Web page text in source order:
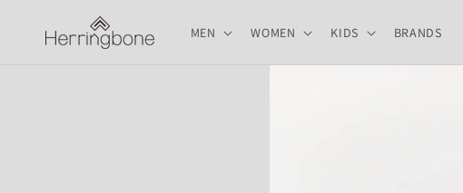
進む
MEN WOMEN KIDS BRANDS